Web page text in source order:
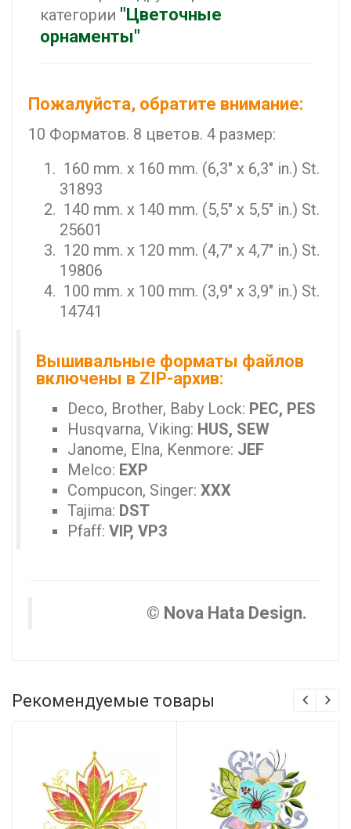
категории "Цветочные
орнаменты"
Пожалуйста, обратите внимание:
10 Форматов. 8 цветов. 4 размер:
160 mm. x 160 mm. (6,3" x 6,3" in.) St.
31893
140 mm. x 140 mm. (5,5" x 5,5" in.) St.
25601
120 mm. x 120 mm. (4,7" x 4,7" in.) St.
19806
100 mm. x 100 mm. (3,9" x 3,9" in.) St.
14741
Вышивальные форматы файлов
включены в ZIP-архив:
Deco, Brother, Baby Lock: PEC, PES
Husqvarna, Viking: HUS, SEW
Janome, Elna, Kenmore: JEF
Melco: EXP
Compucon, Singer: XXX
Tajima: DST
Pfaff: VIP, VP3
© Nova Hata Design.
Рекомендуемые товары